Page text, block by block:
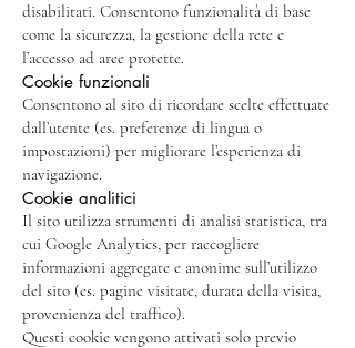
disabilitati. Consentono funzionalità di base
come la sicurezza, la gestione della rete e
l’accesso ad aree protette.
Cookie funzionali
Consentono al sito di ricordare scelte effettuate
dall’utente (es. preferenze di lingua o
impostazioni) per migliorare l’esperienza di
navigazione.
Cookie analitici
Il sito utilizza strumenti di analisi statistica, tra
cui Google Analytics, per raccogliere
informazioni aggregate e anonime sull’utilizzo
del sito (es. pagine visitate, durata della visita,
provenienza del traffico).
Questi cookie vengono attivati solo previo